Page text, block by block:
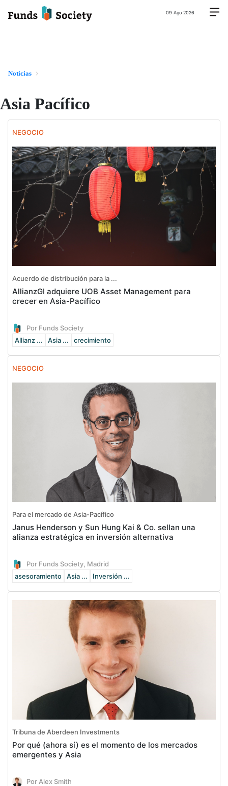
09 Ago 2026
Noticias
Asia Pacífico
NEGOCIO
Acuerdo de distribución para la ...
AllianzGI adquiere UOB Asset Management para
crecer en Asia-Pacífico
Por Funds Society
Allianz ...
Asia ... crecimiento
NEGOCIO
Para el mercado de Asia-Pacífico
Janus Henderson y Sun Hung Kai & Co. sellan una
alianza estratégica en inversión alternativa
Por Funds Society, Madrid
asesoramiento
Asia ... Inversión ...
Tribuna de Aberdeen Investments
Por qué (ahora sí) es el momento de los mercados
emergentes y Asia
Por Alex Smith